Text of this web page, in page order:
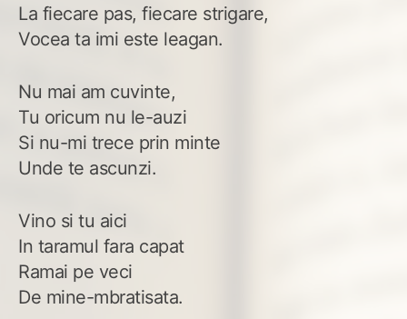
La fiecare pas, fiecare strigare,
Vocea ta imi este leagan.
Nu mai am cuvinte,
Tu oricum nu le-auzi
Si nu-mi trece prin minte
Unde te ascunzi.
Vino si tu aici
In taramul fara capat
Ramai pe veci
De mine-mbratisata.